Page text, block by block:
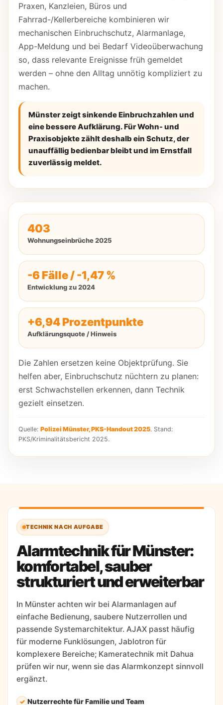
Praxen, Kanzleien, Büros und
Fahrrad-/Kellerbereiche kombinieren wir
mechanischen Einbruchschutz, Alarmanlage,
App-Meldung und bei Bedarf Videoüberwachung
so, dass relevante Ereignisse früh gemeldet
werden – ohne den Alltag unnötig kompliziert zu
machen.
Münster zeigt sinkende Einbruchzahlen und
eine bessere Aufklärung. Für Wohn- und
Praxisobjekte zählt deshalb ein Schutz, der
unauffällig bedienbar bleibt und im Ernstfall
zuverlässig meldet.
403
Wohnungseinbrüche 2025
-6 Fälle / -1,47 %
Entwicklung zu 2024
+6,94 Prozentpunkte
Aufklärungsquote / Hinweis
Die Zahlen ersetzen keine Objektprüfung. Sie
helfen aber, Einbruchschutz nüchtern zu planen:
erst Schwachstellen erkennen, dann Technik
gezielt einsetzen.
Quelle: Polizei Münster, PKS-Handout 2025. Stand:
PKS/Kriminalitätsbericht 2025.
TECHNIK NACH AUFGABE
Alarmtechnik für Münster:
komfortabel, sauber
strukturiert und erweiterbar
In Münster achten wir bei Alarmanlagen auf
einfache Bedienung, saubere Nutzerrollen und
passende Systemarchitektur. AJAX passt häufig
für moderne Funklösungen, Jablotron für
komplexere Bereiche; Kameratechnik mit Dahua
prüfen wir nur, wenn sie das Alarmkonzept sinnvoll
ergänzt.
Nutzerrechte für Familie und Team